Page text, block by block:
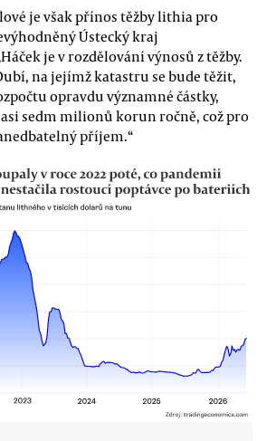
je však přínos těžby lithia pro
Ústecký kraj
je v rozdělování výnosů z těžby.
na jejímž katastru se bude těžit,
opravdu významné částky,
sedm milionů korun ročně, což pro
příjem.“